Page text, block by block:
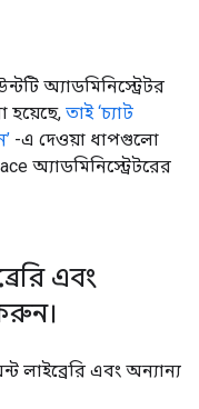
অ্যাডমিনিস্ট্রেটর
তাই ‘চ্যাট
-এ দেওয়া ধাপগুলো
অ্যাডমিনিস্ট্রেটরের
এবং
লাইব্রেরি এবং অন্যান্য